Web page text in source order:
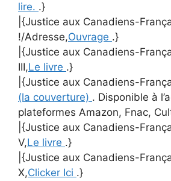
lire. .}
|{Justice aux Canadiens-
!/Adresse,Ouvrage .}
|{Justice aux Canadiens-
III,Le livre .}
|{Justice aux Canadiens-
(la couverture) . Disponible à
plateformes Amazon, Fnac,
|{Justice aux Canadiens-
V,Le livre .}
|{Justice aux Canadiens-
X,Clicker Ici .}